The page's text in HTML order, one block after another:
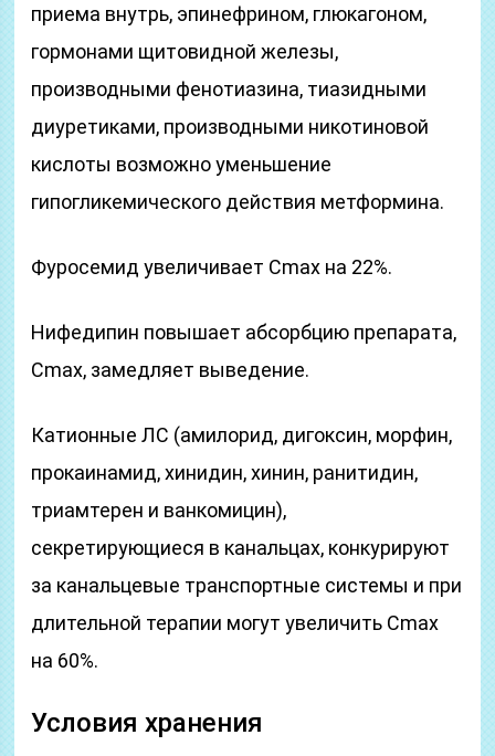
приема внутрь, эпинефрином, глюкагоном,
гормонами щитовидной железы,
производными фенотиазина, тиазидными
диуретиками, производными никотиновой
кислоты возможно уменьшение
гипогликемического действия метформина.
Фуросемид увеличивает Cmax на 22%.
Нифедипин повышает абсорбцию препарата,
Cmax, замедляет выведение.
Катионные ЛС (амилорид, дигоксин, морфин,
прокаинамид, хинидин, хинин, ранитидин,
триамтерен и ванкомицин),
секретирующиеся в канальцах, конкурируют
за канальцевые транспортные системы и при
длительной терапии могут увеличить Cmax
на 60%.
Условия хранения